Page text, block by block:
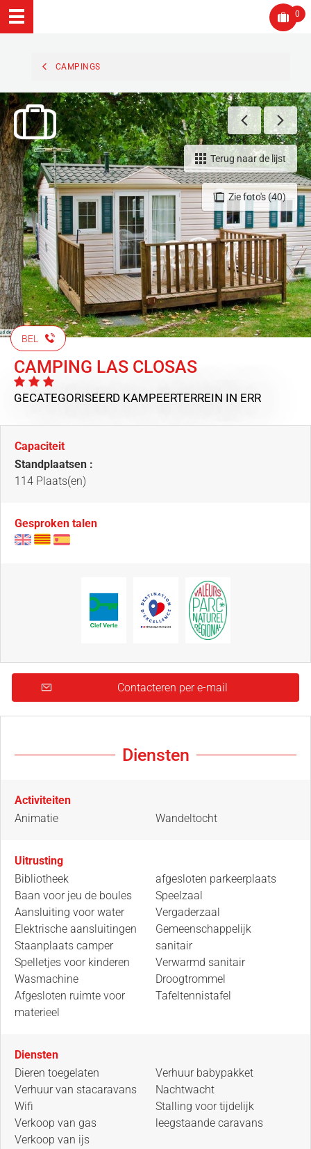
0
CAMPINGS
Zie foto's (40)
Terug naar de lijst
BEL
CAMPING LAS CLOSAS
GECATEGORISEERD KAMPEERTERREIN IN ERR
Capaciteit
Standplaatsen :
114 Plaats(en)
Gesproken talen
Contacteren per e-mail
Diensten
Activiteiten
Animatie
Wandeltocht
Uitrusting
Bibliotheek
Baan voor jeu de boules
Aansluiting voor water
Elektrische aansluitingen
Staanplaats camper
Spelletjes voor kinderen
Wasmachine
Afgesloten ruimte voor
materieel
afgesloten parkeerplaats
Speelzaal
Vergaderzaal
Gemeenschappelijk
sanitair
Verwarmd sanitair
Droogtrommel
Tafeltennistafel
Diensten
Dieren toegelaten
Verhuur van stacaravans
Wifi
Verkoop van gas
Verkoop van ijs
Verhuur babypakket
Nachtwacht
Stalling voor tijdelijk
leegstaande caravans